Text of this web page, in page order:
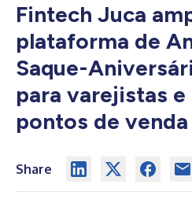
Fintech Juca
plataforma de
Saque-
para varejistas
pontos de venda
Share